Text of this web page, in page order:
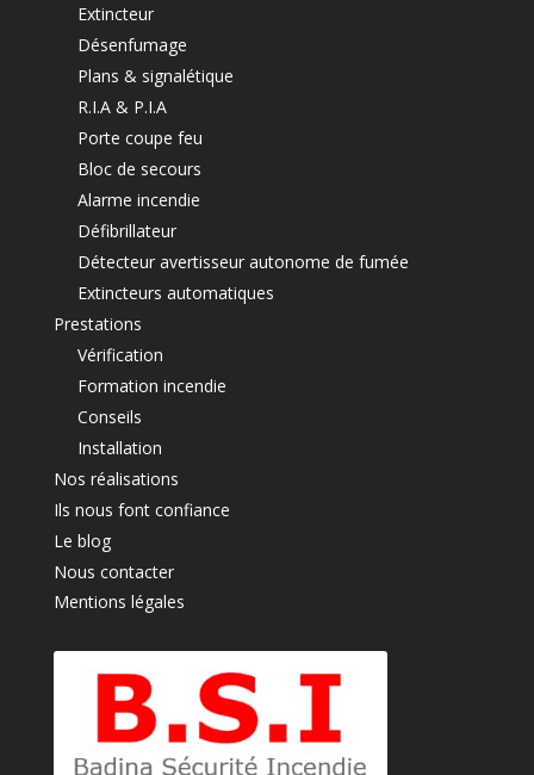
Extincteur
Désenfumage
Plans & signalétique
R.I.A & P.I.A
Porte coupe feu
Bloc de secours
Alarme incendie
Défibrillateur
Détecteur avertisseur autonome de fumée
Extincteurs automatiques
Prestations
Vérification
Formation incendie
Conseils
Installation
Nos réalisations
Ils nous font confiance
Le blog
Nous contacter
Mentions légales